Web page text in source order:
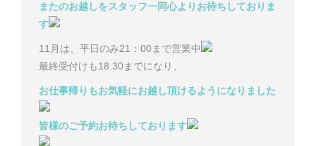
またのお越しをスタッフ一同心よりお待ちしておりま
す
11月は、平日のみ21：00まで営業中
最終受付けも18:30までになり、
お仕事帰りもお気軽にお越し頂けるようになりました
皆様のご予約お待ちしております